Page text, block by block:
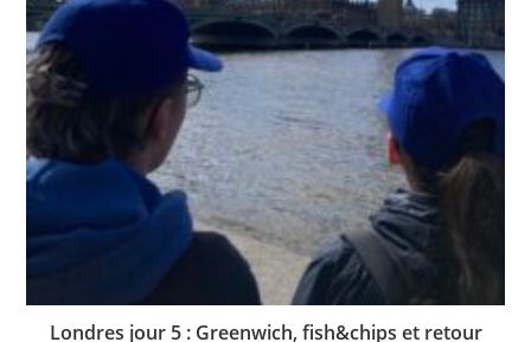
Londres jour 5 : Greenwich, fish&chips et retour